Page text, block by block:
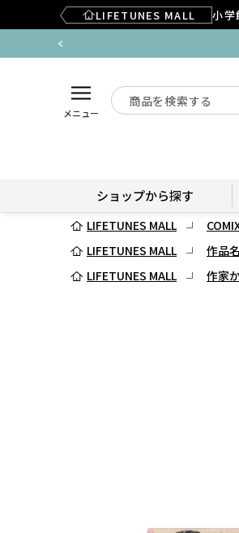
LIFETUNES MALL 小学
メニュー
ショップから探す
LIFETUNES MALL
LIFETUNES MALL
作品
LIFETUNES MALL
作家